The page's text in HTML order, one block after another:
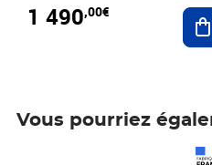
1 490,00€
Vous pourriez